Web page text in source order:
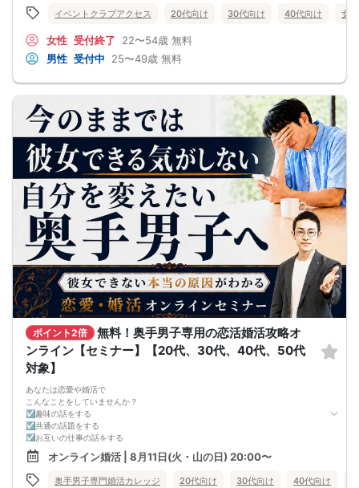
●今のままでは一生変わらない気がする
●異性から断られると、自分の人格を否定されている気分になる
最短3ヶ月で彼女ができる可能性を高め、1年以内の結婚を目指すための
恋愛・婚活の具体的な方法をお伝えします。
【婚活戦略セミナーで得られるメリットは！】
●婚活パーティーやマッチングアプリで結果を出せるようになる
●異性とのコミュニケーションのポイントが理解できる
●好きになった女性との関係を続けられるようになる
まずは、異性が求めていることを理解し、
それを提供できる自分自身に変化していくことにより、
はじめて自分が好きな異性が自分を好きになってくれるようになり、
恋愛婚活が上手くいくようになります。
改善
異性が求めていることを理解し、
それを自然に伝えられる自分に変わることで、
好きな女性から選ばれるようになります。
婚活戦略セミナーでは、恋愛や婚活で悩む男性が
短期間で変化と成果を実感できる方法をお伝えします。
【注意事項】
・セミナー中はカメラをオン（お顔を出して）での受講をお願いします。
（屋外、車内からのご参加や、途中入室、退出はご遠慮下さい。）
【キャンセル規定】
セミナー準備の都合上、当日無断キャンセルの場合は、3,000円のキャンセル料を
お支払いいただきます。
イベントクラブアクセス 20代向け 30代向け 40代向け 女
女性 受付終了 22〜54歳 無料
男性 受付中 25〜49歳 無料
ポイント2倍
無料！奥手男子専用の恋活婚活攻略オ
ンライン【セミナー】【20代、30代、40代、50代
対象】
あなたは恋愛や婚活で
こんなことをしていませんか？
☑趣味の話をする
☑共通の話題をする
☑お互いの仕事の話をする
☑家族や将来について話をする
☑食事の話をする
☑好印象に思ってもらうために
頑張って褒める
オンライン婚活 | 8月11日(火・山の日) 20:00〜
奥手男子専門婚活カレッジ 20代向け 30代向け 40代向け